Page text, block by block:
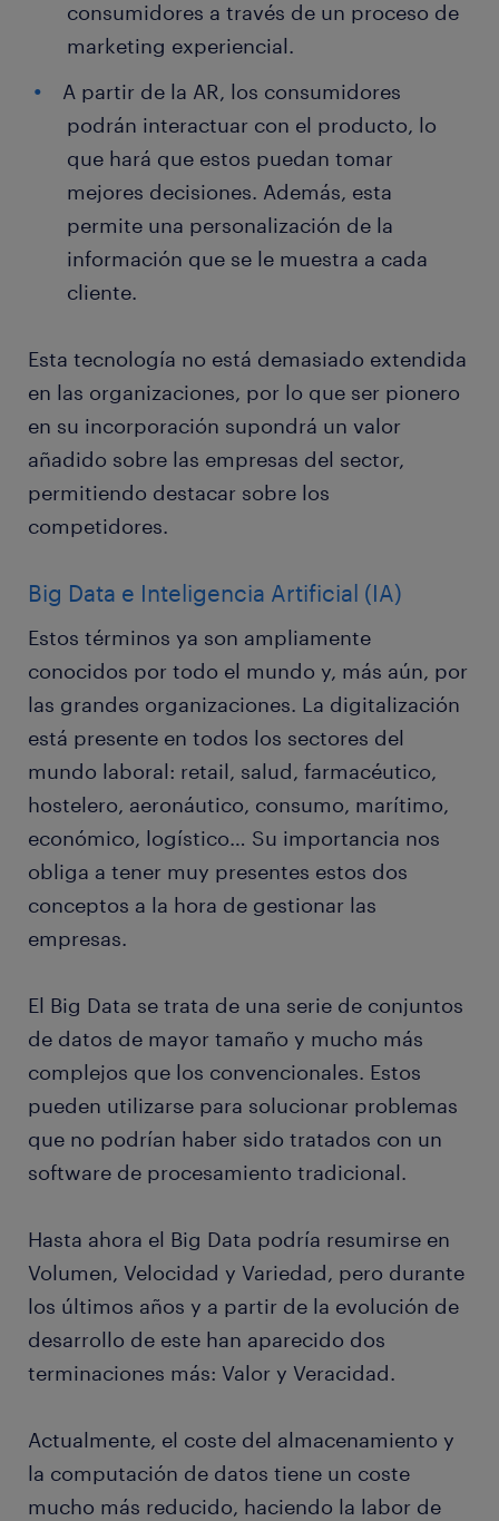
consumidores a través de un proceso de
marketing experiencial.
A partir de la AR, los consumidores
podrán interactuar con el producto, lo
que hará que estos puedan tomar
mejores decisiones. Además, esta
permite una personalización de la
información que se le muestra a cada
cliente.
Esta tecnología no está demasiado extendida
en las organizaciones, por lo que ser pionero
en su incorporación supondrá un valor
añadido sobre las empresas del sector,
permitiendo destacar sobre los
competidores.
Big Data e Inteligencia Artificial (IA)
Estos términos ya son ampliamente
conocidos por todo el mundo y, más aún, por
las grandes organizaciones. La digitalización
está presente en todos los sectores del
mundo laboral: retail, salud, farmacéutico,
hostelero, aeronáutico, consumo, marítimo,
económico, logístico… Su importancia nos
obliga a tener muy presentes estos dos
conceptos a la hora de gestionar las
empresas.
El Big Data se trata de una serie de conjuntos
de datos de mayor tamaño y mucho más
complejos que los convencionales. Estos
pueden utilizarse para solucionar problemas
que no podrían haber sido tratados con un
software de procesamiento tradicional.
Hasta ahora el Big Data podría resumirse en
Volumen, Velocidad y Variedad, pero durante
los últimos años y a partir de la evolución de
desarrollo de este han aparecido dos
terminaciones más: Valor y Veracidad.
Actualmente, el coste del almacenamiento y
la computación de datos tiene un coste
mucho más reducido, haciendo la labor de